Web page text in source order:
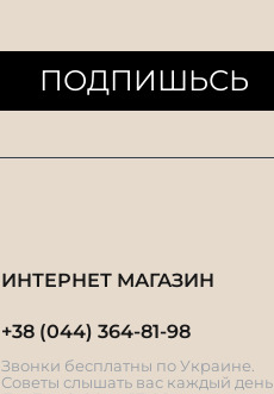
ПОДПИШЬСЬ
ИНТЕРНЕТ МАГАЗИН
+38 (044) 364-81-98
Звонки бесплатны по Украине.
Советы слышать вас каждый день